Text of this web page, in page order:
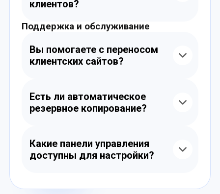
клиентов?
Конечно. Вы можете развернуть dev и
БД и правами доступа.
Поддержка и обслуживание
Вы помогаете с переносом
клиентских сайтов?
настроим домены и SSL по вашему
запросу.
Есть ли автоматическое
резервное копирование?
недельные или пользовательские бэкапы
сайта, базы и конфигурации.
Какие панели управления
доступны для настройки?
ISPmanager или полностью ручное